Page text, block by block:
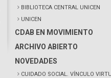
BIBLIOTECA CENTRAL UNICEN
UNICEN
CDAB EN MOVIMIENTO
ARCHIVO ABIERTO
NOVEDADES
CUIDADO SOCIAL. VÍNCULO